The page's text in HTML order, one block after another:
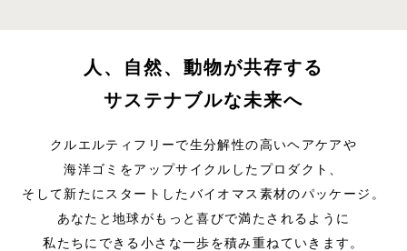
人、自然、動物が共存する
サステナブルな未来へ
クルエルティフリーで生分解性の高いヘアケアや
海洋ゴミをアップサイクルしたプロダクト、
そして新たにスタートしたバイオマス素材のパッケージ。
あなたと地球がもっと喜びで満たされるように
私たちにできる小さな一歩を積み重ねていきます。